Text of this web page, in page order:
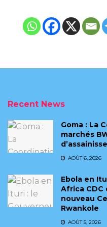
Recent News
Goma : La
marchés
AOÛT 6, 2026
Ebola en
Africa CDC
nouveau
Rwankole
AOÛT 5, 2026